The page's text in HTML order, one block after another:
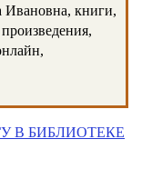
Ивановна, книги,
В БИБЛИОТЕКЕ